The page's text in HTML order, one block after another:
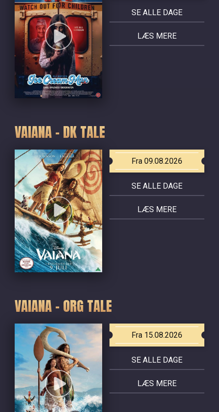
SE ALLE DAGE
LÆS MERE
VAIANA - DK TALE
Fra 09.08.2026
SE ALLE DAGE
LÆS MERE
VAIANA - ORG TALE
Fra 15.08.2026
SE ALLE DAGE
LÆS MERE